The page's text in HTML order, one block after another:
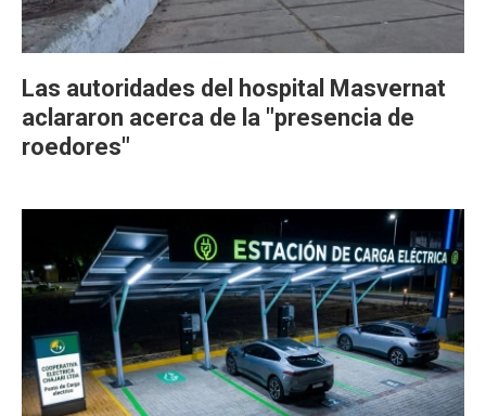
Las autoridades del hospital Masvernat
aclararon acerca de la "presencia de
roedores"